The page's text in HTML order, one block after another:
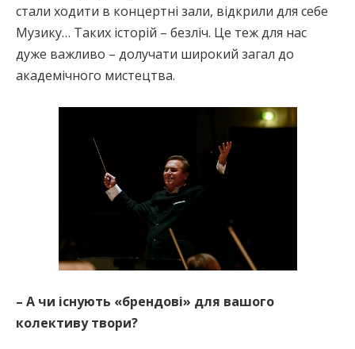
стали ходити в концертні зали, відкрили для себе
Музику… Таких історій – безліч. Це теж для нас
дуже важливо – долучати широкий загал до
академічного мистецтва.
– А чи існують «брендові» для вашого
колективу твори?